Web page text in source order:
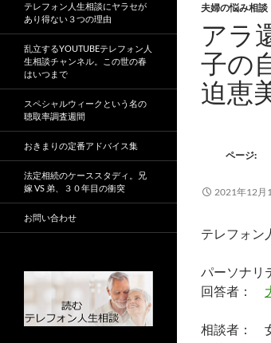
夫婦の悩み相談
アラ
子の
迫恵
ページ:
2021年12月
テレフォ
パーソナ
回答者：
相談者：
テレフォン人生相談にヤラセが
あり得ない３つの理由
乱立するYOUTUBEテレフォン人
生相談チャンネル。この世の春
はいつまで
スペシャルウィークという名の
聴取率調査週間
おきまりの定番アドバイス集
法定相続のケーススタディ。兄
嫁 VS 弟、３０年目の衝突
お問い合わせ